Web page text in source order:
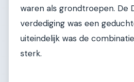
waren als grondtroepen. De
verdediging was een
uiteindelijk was de
sterk.